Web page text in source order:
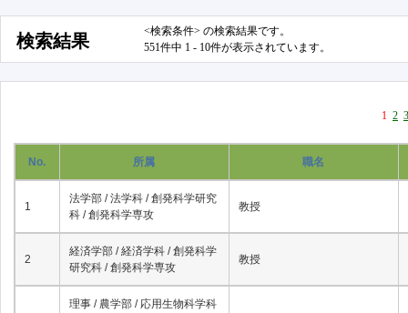
検索結果
<検索条件> の検索結果です。
551件中 1 - 10件が表示されています。
1 2 3
No. 所属 職名
1
法学部 / 法学科 / 創発科学研究
科 / 創発科学専攻
教授
2
経済学部 / 経済学科 / 創発科学
研究科 / 創発科学専攻
教授
理事 / 農学部 / 応用生物科学科